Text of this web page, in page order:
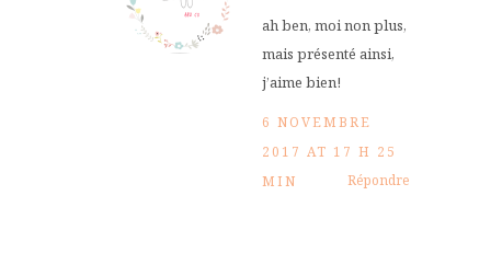
ah ben, moi non plus,
mais présenté ainsi,
j’aime bien!
6 NOVEMBRE
2017 AT 17 H 25
MIN
Répondre